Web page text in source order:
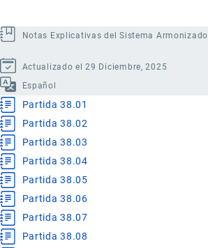
Notas Explicativas del Sistema Armonizado
Actualizado el 29 Diciembre, 2025
Español
Partida 38.01
Partida 38.02
Partida 38.03
Partida 38.04
Partida 38.05
Partida 38.06
Partida 38.07
Partida 38.08